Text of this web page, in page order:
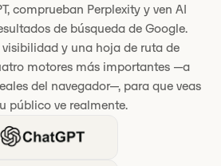
comprueban Perplexity y ven AI
de búsqueda de Google.
y una hoja de ruta de
motores más importantes —a
del navegador—, para que veas
público ve realmente.